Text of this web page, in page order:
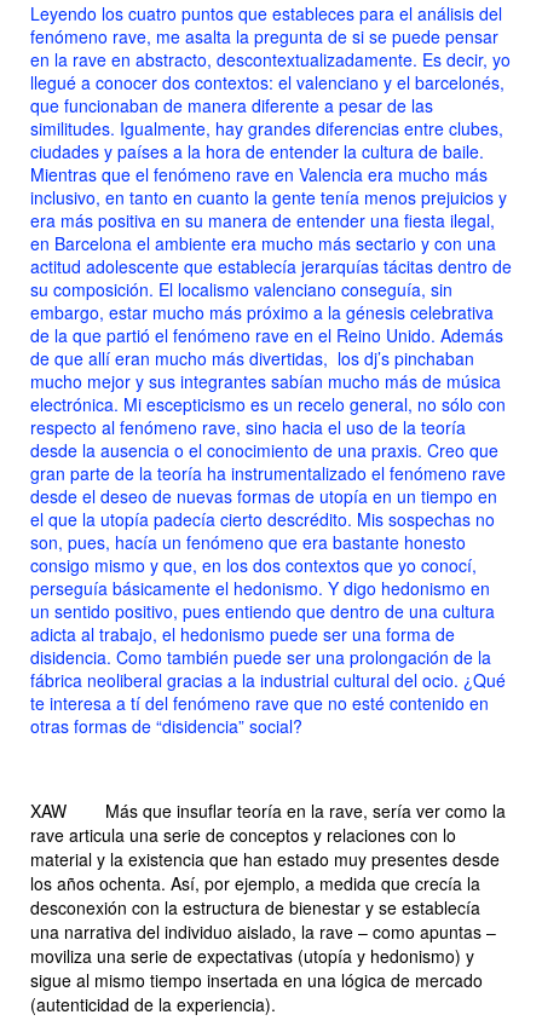
Leyendo los cuatro puntos que estableces para el análisis del
fenómeno rave, me asalta la pregunta de si se puede pensar
en la rave en abstracto, descontextualizadamente. Es decir, yo
llegué a conocer dos contextos: el valenciano y el barcelonés,
que funcionaban de manera diferente a pesar de las
similitudes. Igualmente, hay grandes diferencias entre clubes,
ciudades y países a la hora de entender la cultura de baile.
Mientras que el fenómeno rave en Valencia era mucho más
inclusivo, en tanto en cuanto la gente tenía menos prejuicios y
era más positiva en su manera de entender una fiesta ilegal,
en Barcelona el ambiente era mucho más sectario y con una
actitud adolescente que establecía jerarquías tácitas dentro de
su composición. El localismo valenciano conseguía, sin
embargo, estar mucho más próximo a la génesis celebrativa
de la que partió el fenómeno rave en el Reino Unido. Además
de que allí eran mucho más divertidas, los dj’s pinchaban
mucho mejor y sus integrantes sabían mucho más de música
electrónica. Mi escepticismo es un recelo general, no sólo con
respecto al fenómeno rave, sino hacia el uso de la teoría
desde la ausencia o el conocimiento de una praxis. Creo que
gran parte de la teoría ha instrumentalizado el fenómeno rave
desde el deseo de nuevas formas de utopía en un tiempo en
el que la utopía padecía cierto descrédito. Mis sospechas no
son, pues, hacía un fenómeno que era bastante honesto
consigo mismo y que, en los dos contextos que yo conocí,
perseguía básicamente el hedonismo. Y digo hedonismo en
un sentido positivo, pues entiendo que dentro de una cultura
adicta al trabajo, el hedonismo puede ser una forma de
disidencia. Como también puede ser una prolongación de la
fábrica neoliberal gracias a la industrial cultural del ocio. ¿Qué
te interesa a tí del fenómeno rave que no esté contenido en
otras formas de “disidencia” social?
XAW
Más que insuflar teoría en la rave, sería ver como la
rave articula una serie de conceptos y relaciones con lo
material y la existencia que han estado muy presentes desde
los años ochenta. Así, por ejemplo, a medida que crecía la
desconexión con la estructura de bienestar y se establecía
una narrativa del individuo aislado, la rave – como apuntas –
moviliza una serie de expectativas (utopía y hedonismo) y
sigue al mismo tiempo insertada en una lógica de mercado
(autenticidad de la experiencia).